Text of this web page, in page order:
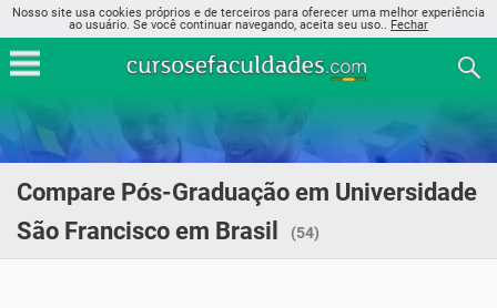
Nosso site usa cookies próprios e de terceiros para oferecer uma melhor experiência
ao usuário. Se você continuar navegando, aceita seu uso.. Fechar
Compare Pós-Graduação em Universidade
São Francisco em Brasil
(54)